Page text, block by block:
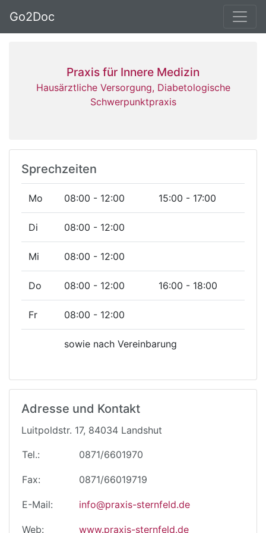
Go2Doc
Praxis für Innere Medizin
Hausärztliche Versorgung, Diabetologische
Schwerpunktpraxis
Sprechzeiten
Mo 08:00 - 12:00 15:00 - 17:00
Di 08:00 - 12:00
Mi 08:00 - 12:00
Do 08:00 - 12:00 16:00 - 18:00
Fr 08:00 - 12:00
sowie nach Vereinbarung
Adresse und Kontakt
Luitpoldstr. 17, 84034 Landshut
Tel.: 0871/6601970
Fax: 0871/66019719
E-Mail: info@praxis-sternfeld.de
Web: www.praxis-sternfeld.de